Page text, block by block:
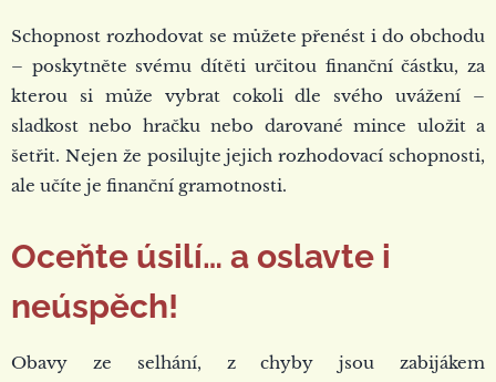
Schopnost rozhodovat se můžete přenést i do obchodu
– poskytněte svému dítěti určitou finanční částku, za
kterou si může vybrat cokoli dle svého uvážení –
sladkost nebo hračku nebo darované mince uložit a
šetřit. Nejen že posilujte jejich rozhodovací schopnosti,
ale učíte je finanční gramotnosti.
Oceňte úsilí… a oslavte i
neúspěch!
Obavy ze selhání, z chyby jsou zabijákem